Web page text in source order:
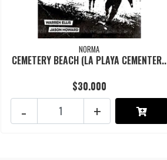
NORMA
CEMETERY BEACH (LA PLAYA CEMENTER..
$30.000
+
-